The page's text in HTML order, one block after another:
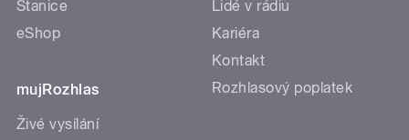
Stanice
eShop
mujRozhlas
Živé vysílání
Lidé v rádiu
Kariéra
Kontakt
Rozhlasový poplatek